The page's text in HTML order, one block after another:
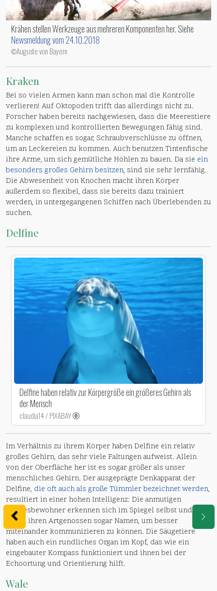
Krähen stellen Werkzeuge aus mehreren Komponenten her. Siehe
Newsmeldung vom 24.10.2018
©Auguste von Bayern
Kraken
Bei so vielen Armen kann man schon mal die Kontrolle
verlieren! Auf Oktopoden trifft das allerdings nicht zu.
Forscher haben bereits nachgewiesen, dass die Meerestiere
zu komplexen und kontrollierten Bewegungen fähig sind.
Manche schaffen es sogar, Schraubverschlüsse zu öffnen,
um an Leckereien zu kommen. Auch benutzen Tintenfische
ihre Arme, um sich gemütliche Höhlen zu bauen. Da sie ein
besonders großes Gehirn besitzen, sind sie sehr lernfähig.
Die Abwesenheit von Knochen macht ihren Körper
außerdem so flexibel, dass sie bereits dazu trainiert
werden, in untergegangenen Schiffen nach Überlebenden zu
suchen.
Delfine
Delfine haben relativ zur Körpergröße ein größeres Gehirn als
der Mensch
claudia14 / PIXABAY
Im Verhältnis zu ihrem Körper haben Delfine ein relativ
großes Gehirn, das sehr viele Faltungen aufweist. Allein
von der Oberfläche her ist es sogar größer als unser
menschliches Gehirn. Der ausgeprägte Denkapparat der
Delfine, die oft auch als große Tümmler bezeichnet werden,
resultiert in einer hohen Intelligenz: Die anmutigen
Meeresbewohner erkennen sich im Spiegel selbst und
geben ihren Artgenossen sogar Namen, um besser
miteinander kommunizieren zu können. Die Säugetiere
haben auch ein rundliches Organ im Kopf, das wie ein
eingebauter Kompass funktioniert und ihnen bei der
Echoortung und Orientierung hilft.
Wale